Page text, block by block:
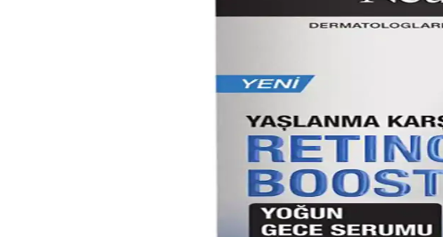
CeraVe’nin retinol serumu, yağlı ve düzensiz ciltler için cilt yenileme ve ton
Kaş Ağdası Sonrası Deri Hasarı ve Morluk Görünümü:
Kaş ağdası sonrası ciltte oluşan morluk ve deri hasarının nedenleri
Aktif İçeriklerin Cilt Sağlığına Etkileri ve Doğru Seçim
Cilt bakımında aktif içeriklerin önemi, etkileri ve doğru kullanım yöntemleri
Etkili Yaşlanma Karşıtı Cilt Bakım Kremleri ve Kullanım
Yaşlanma karşıtı kremler, hyaluronik asit ve retinol gibi içeriklerle cildi